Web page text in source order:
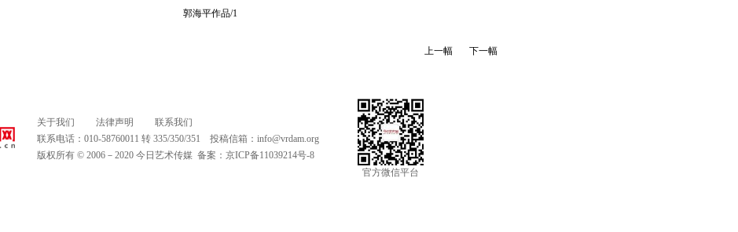
郭海平作品/1
上一幅 下一幅
关于我们 法律声明
联系我们
联系电话：010-58760011 转 335/350/351 投稿信箱： info@vrdam.org
版权所有 © 2006－2020 今日艺术传媒 备案： 京ICP备11039214号-8
官方微信平台